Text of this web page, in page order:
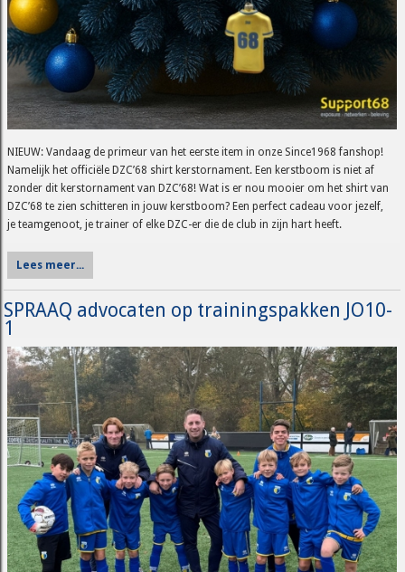
NIEUW: Vandaag de primeur van het eerste item in onze Since1968 fanshop!
Namelijk het officiële DZC’68 shirt kerstornament. Een kerstboom is niet af
zonder dit kerstornament van DZC’68! Wat is er nou mooier om het shirt van
DZC’68 te zien schitteren in jouw kerstboom? Een perfect cadeau voor jezelf,
je teamgenoot, je trainer of elke DZC-er die de club in zijn hart heeft.
Lees meer...
SPRAAQ advocaten op trainingspakken JO10-
1